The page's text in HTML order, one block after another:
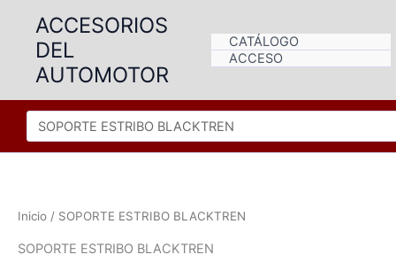
contenido
ACCESORIOS
DEL
AUTOMOTOR
CATÁLOGO
ACCESO
Inicio / SOPORTE ESTRIBO BLACKTREN
SOPORTE ESTRIBO BLACKTREN